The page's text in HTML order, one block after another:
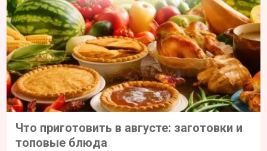
Что приготовить в августе: заготовки и
топовые блюда